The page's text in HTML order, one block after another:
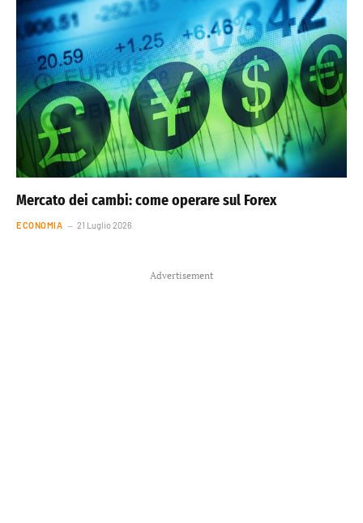
Mercato dei cambi: come operare sul Forex
ECONOMIA 21 Luglio 2026
Advertisement